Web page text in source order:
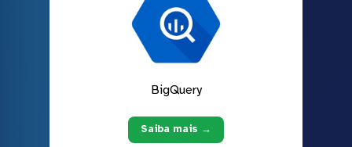
BigQuery
Saiba mais →